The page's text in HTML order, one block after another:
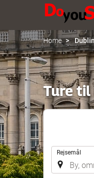
Home Dublin
Ture til
Rejsemål